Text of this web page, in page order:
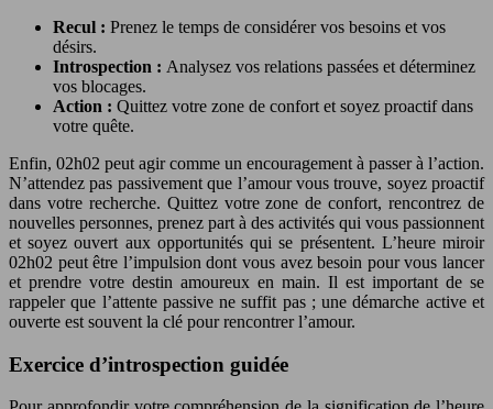
Recul : Prenez le temps de considérer vos besoins et vos
désirs.
Introspection : Analysez vos relations passées et déterminez
vos blocages.
Action : Quittez votre zone de confort et soyez proactif dans
votre quête.
Enfin, 02h02 peut agir comme un encouragement à passer à l’action.
N’attendez pas passivement que l’amour vous trouve, soyez proactif
dans votre recherche. Quittez votre zone de confort, rencontrez de
nouvelles personnes, prenez part à des activités qui vous passionnent
et soyez ouvert aux opportunités qui se présentent. L’heure miroir
02h02 peut être l’impulsion dont vous avez besoin pour vous lancer
et prendre votre destin amoureux en main. Il est important de se
rappeler que l’attente passive ne suffit pas ; une démarche active et
ouverte est souvent la clé pour rencontrer l’amour.
Exercice d’introspection guidée